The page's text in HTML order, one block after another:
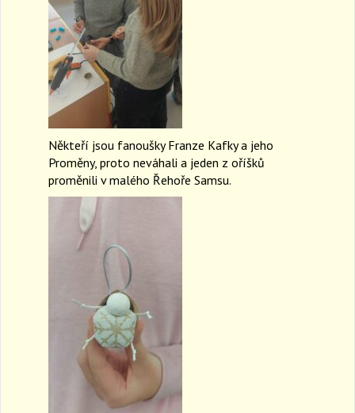
Někteří jsou fanoušky Franze Kafky a jeho
Proměny, proto neváhali a jeden z oříšků
proměnili v malého Řehoře Samsu.